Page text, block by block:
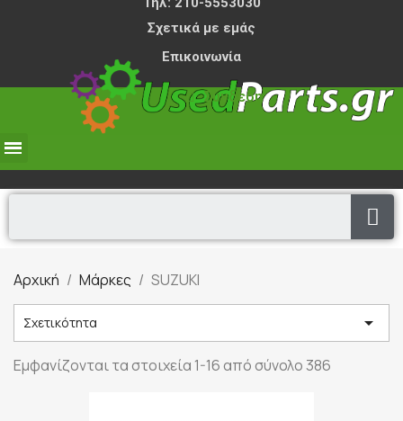
Σχετικά με εμάς
Επικοινωνία
Σύνδεση
Αρχική Μάρκες SUZUKI
Σχετικότητα 
Εμφανίζονται τα στοιχεία 1-16 από σύνολο 386